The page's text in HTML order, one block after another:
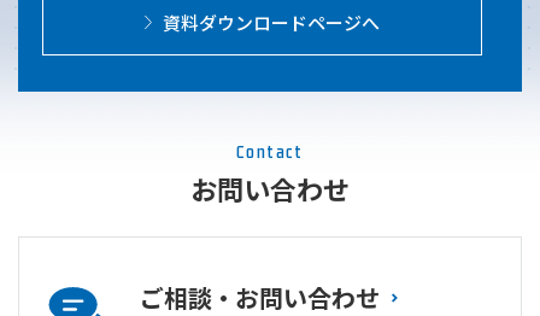
資料ダウンロードページへ
Contact
お問い合わせ
ご相談・お問い合わせ